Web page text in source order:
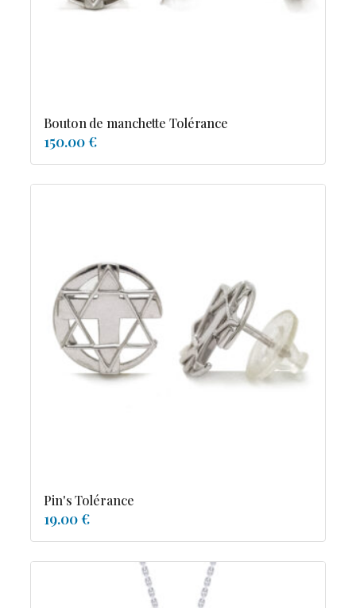
Bouton de manchette Tolérance
150.00 €
Pin's Tolérance
19.00 €